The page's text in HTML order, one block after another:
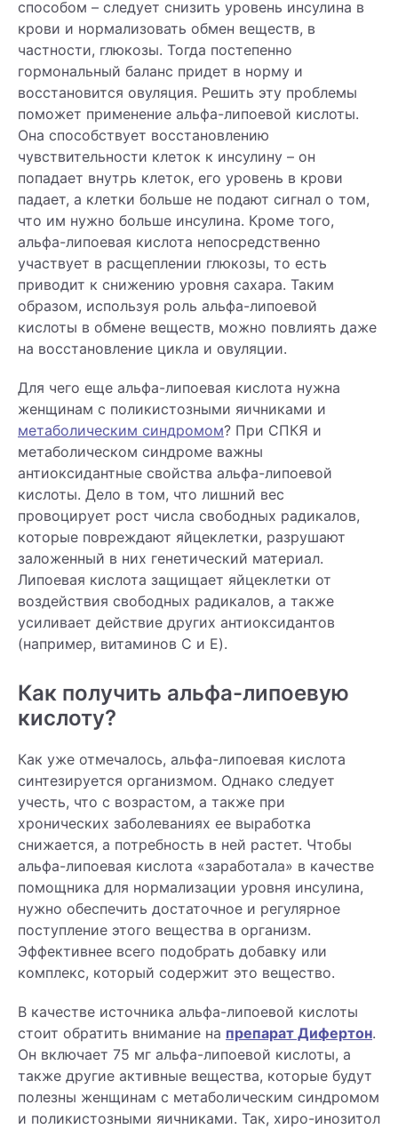
способом – следует снизить уровень инсулина в
крови и нормализовать обмен веществ, в
частности, глюкозы. Тогда постепенно
гормональный баланс придет в норму и
восстановится овуляция. Решить эту проблемы
поможет применение альфа-липоевой кислоты.
Она способствует восстановлению
чувствительности клеток к инсулину – он
попадает внутрь клеток, его уровень в крови
падает, а клетки больше не подают сигнал о том,
что им нужно больше инсулина. Кроме того,
альфа-липоевая кислота непосредственно
участвует в расщеплении глюкозы, то есть
приводит к снижению уровня сахара. Таким
образом, используя роль альфа-липоевой
кислоты в обмене веществ, можно повлиять даже
на восстановление цикла и овуляции.
Для чего еще альфа-липоевая кислота нужна
женщинам с поликистозными яичниками и
метаболическим синдромом? При СПКЯ и
метаболическом синдроме важны
антиоксидантные свойства альфа-липоевой
кислоты. Дело в том, что лишний вес
провоцирует рост числа свободных радикалов,
которые повреждают яйцеклетки, разрушают
заложенный в них генетический материал.
Липоевая кислота защищает яйцеклетки от
воздействия свободных радикалов, а также
усиливает действие других антиоксидантов
(например, витаминов C и E).
Как получить альфа-липоевую
кислоту?
Как уже отмечалось, альфа-липоевая кислота
синтезируется организмом. Однако следует
учесть, что с возрастом, а также при
хронических заболеваниях ее выработка
снижается, а потребность в ней растет. Чтобы
альфа-липоевая кислота «заработала» в качестве
помощника для нормализации уровня инсулина,
нужно обеспечить достаточное и регулярное
поступление этого вещества в организм.
Эффективнее всего подобрать добавку или
комплекс, который содержит это вещество.
В качестве источника альфа-липоевой кислоты
стоит обратить внимание на препарат Дифертон.
Он включает 75 мг альфа-липоевой кислоты, а
также другие активные вещества, которые будут
полезны женщинам с метаболическим синдромом
и поликистозными яичниками. Так, хиро-инозитол